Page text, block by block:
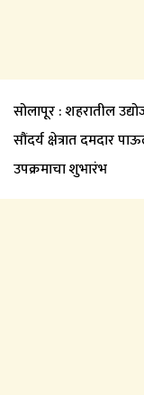
सोलापूर : शहरातील
सौंदर्य क्षेत्रात दमदार
उपक्रमाचा शुभारंभ